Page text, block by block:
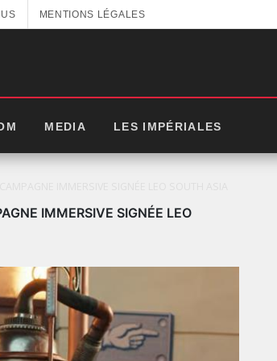
MENTIONS LÉGALES
MEDIA LES IMPÉRIALES
IMMERSIVE SIGNÉE LEO